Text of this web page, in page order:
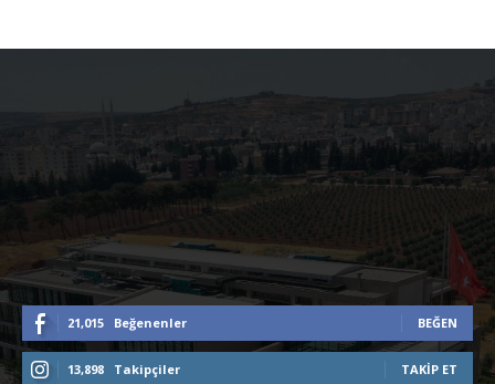
21,015 Beğenenler BEĞEN
13,898 Takipçiler TAKIP ET